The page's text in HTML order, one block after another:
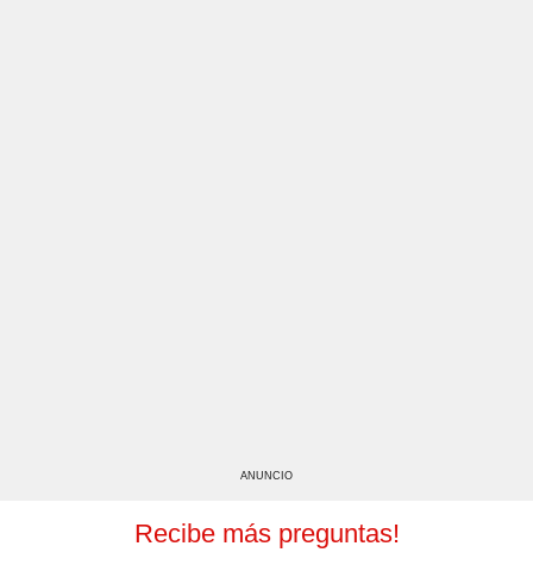
ANUNCIO
Recibe más preguntas!